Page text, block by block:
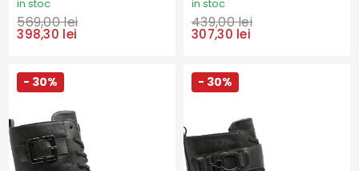
00
in stoc
569,00 lei
398,30 lei
in stoc
439,00 lei
307,30 lei
- 30% - 30%